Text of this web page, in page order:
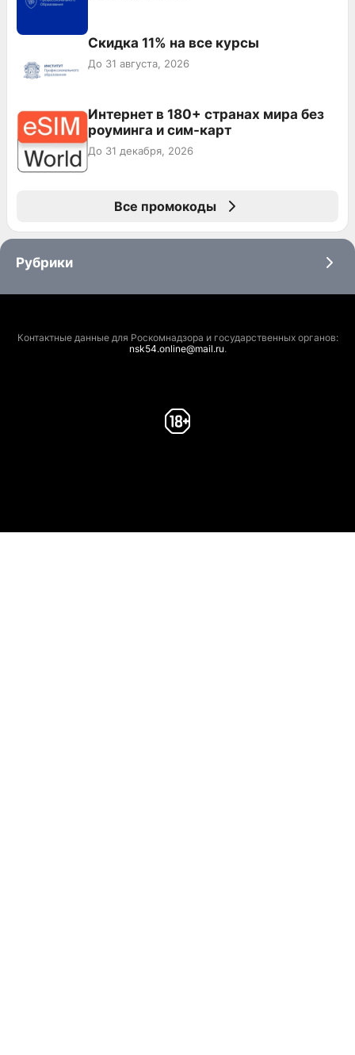
Скидка 11% на все курсы
До 31 августа, 2026
Интернет в 180+ странах мира без
роуминга и сим-карт
До 31 декабря, 2026
Все промокоды
Рубрики
Контактные данные для Роскомнадзора и государственных органов:
nsk54.online@mail.ru.